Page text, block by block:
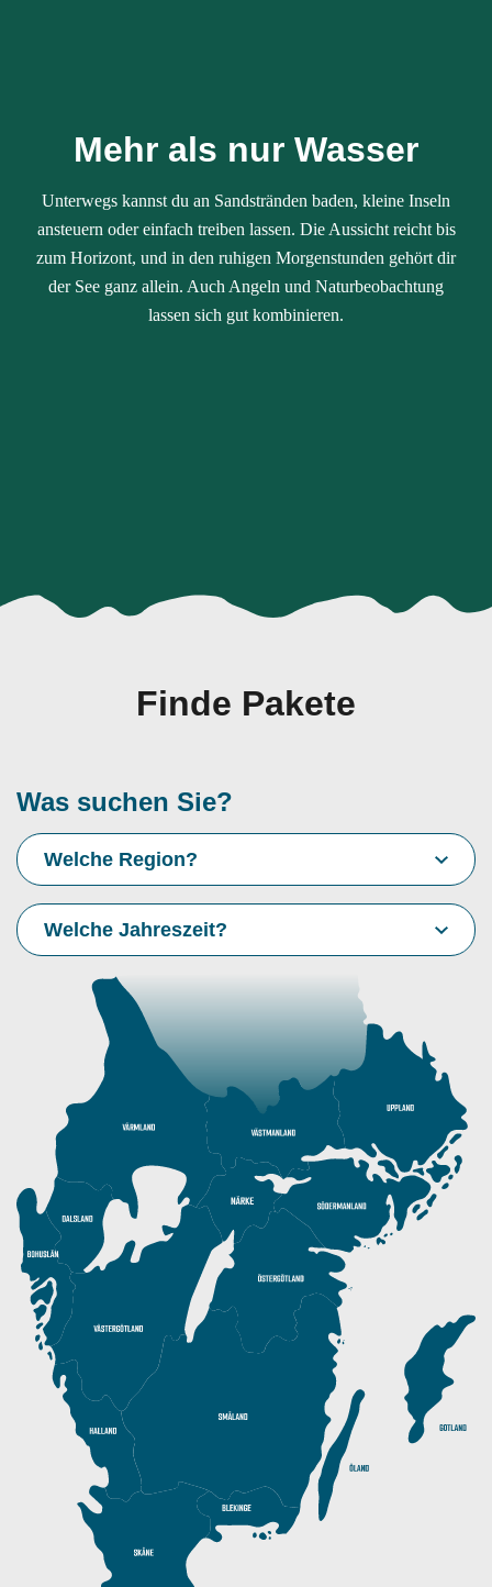
Mehr als nur Wasser
Unterwegs kannst du an Sandstränden baden, kleine Inseln
ansteuern oder einfach treiben lassen. Die Aussicht reicht bis
zum Horizont, und in den ruhigen Morgenstunden gehört dir
der See ganz allein. Auch Angeln und Naturbeobachtung
lassen sich gut kombinieren.
Finde Pakete
Was suchen Sie?
Welche Region?
Welche Jahreszeit?